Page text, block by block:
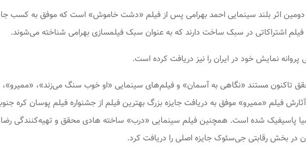
اثر بلند سینمایی احمد بهرامی پس از فیلم «دشت خاموش» است که موفق به کسب
اشتراکاتی در سبک ساخت دارند که به عنوان سبک فیلمسازی بهرامی شناخته می‌شوند.
پروانه نمایش خود در ایران را نیز دریافت کرده است.
تاکنون مستند «نگاهی به آسمان» و فیلم‌های سینمایی «او خوب سنگ می‌زند»، «ممیرو»،
فیلم «ممیرو» موفق به دریافت جایزه بزرگ بهترین فیلم از جشنواره فیلم پوسان کره
پاسیفیک شده است. همچنین فیلم سینمایی «درب» ساخته هادی محقق و تهیه‌کنندگی
در بخش رقابتی جی‌سئوک جایزه اصلی را دریافت کرد.